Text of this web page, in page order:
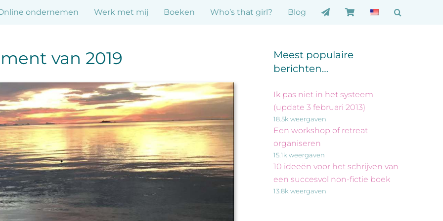
ondernemen Werk met mij Boeken Who’s that girl? Blog
van 2019
Meest populaire
berichten…
Ik pas niet in het systeem
(update 3 februari 2013)
18.5k weergaven
Een workshop of retreat
organiseren
15.1k weergaven
10 ideeën voor het schrijven van
een succesvol non-fictie boek
13.8k weergaven